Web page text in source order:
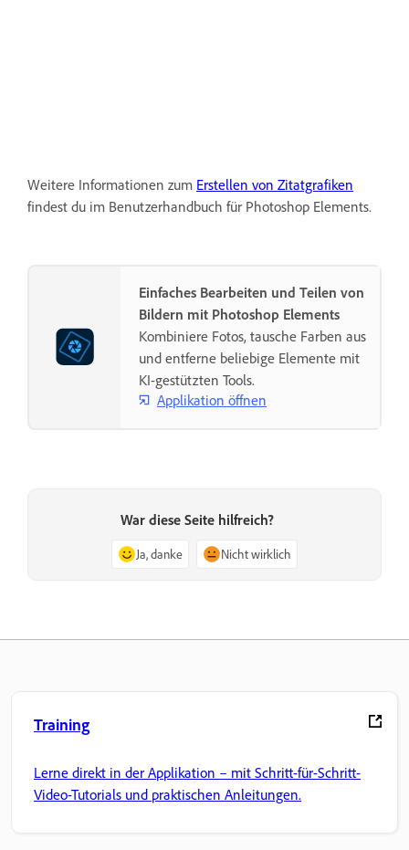
Weitere Informationen zum Erstellen von Zitatgrafiken
findest du im Benutzerhandbuch für Photoshop Elements.
Einfaches Bearbeiten und Teilen von
Bildern mit Photoshop Elements
Kombiniere Fotos, tausche Farben aus
und entferne beliebige Elemente mit
KI-gestützten Tools.
Applikation öffnen
War diese Seite hilfreich?
Ja, danke Nicht wirklich
Training
Lerne direkt in der Applikation – mit Schritt-für-Schritt-
Video-Tutorials und praktischen Anleitungen.